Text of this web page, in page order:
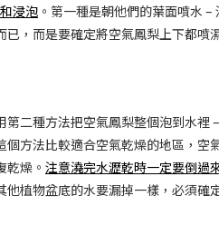
浸泡 。第一種是朝他們的葉面噴水
，而是要確定將空氣鳳梨上下都
二種方法把空氣鳳梨整個泡到水
個方法比較適合空氣乾燥的地區，
燥。 注意澆完水瀝乾時一定要倒過
植物盆底的水要漏掉一樣，必須確